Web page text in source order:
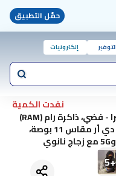
حمّل التطبيق
التوفير إلكترونيات
نفدت الكمية
أبل آيباد برو 11 تابلت، سعة تخزين 1 تيرا - فضي، ذاكرة رام (RAM)
سعة 16 جيغا، شاشة ألترا ريتينا أكس دي أر مقاس 11 بوصة،
+
5